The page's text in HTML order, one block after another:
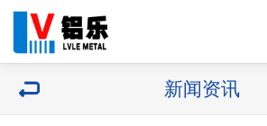
新闻资讯